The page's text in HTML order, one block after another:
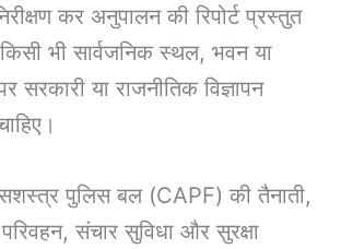
कर अनुपालन की रिपोर्ट प्रस्तुत
भी सार्वजनिक स्थल, भवन या
सरकारी या राजनीतिक विज्ञापन
पुलिस बल (CAPF) की तैनाती,
संचार सुविधा और सुरक्षा